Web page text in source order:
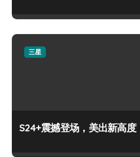
三星
S24+震撼登场，美出新高度